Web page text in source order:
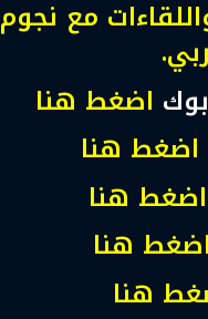
مع نجوم
اضغط هنا
اضغط هنا
اضغط هنا
اضغط هنا
هنا